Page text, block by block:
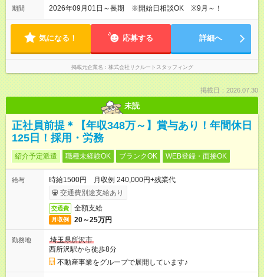
期間 2026年09月01日～長期 ※開始日相談OK ※9月～！
気になる！ 応募する 詳細へ
掲載元企業名 株式会社リクルートスタッフィング
掲載日：2026.07.30
未読
正社員前提＊【年収348万～】賞与あり！年間休日
125日！採用・労務
紹介予定派遣 職種未経験OK ブランクOK WEB登録・面接OK
給与
時給1500円 月収例 240,000円+残業代
交通費別途支給あり
交通費 全額支給
月収例 20～25万円
勤務地
埼玉県所沢市
西所沢駅から徒歩8分
不動産事業をグループで展開しています♪